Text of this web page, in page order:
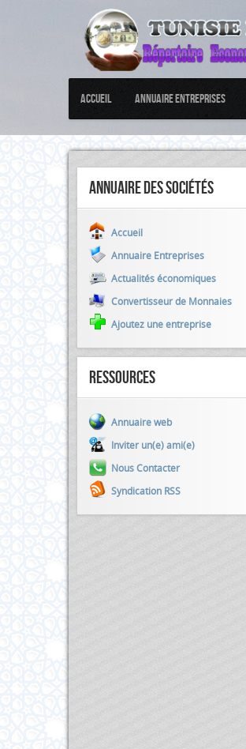
Accueil Annuaire Entreprises
Annuaire des sociétés
Accueil
Annuaire Entreprises
Actualités économiques
Convertisseur de Monnaies
Ajoutez une entreprise
Ressources
Annuaire web
Inviter un(e) ami(e)
Nous Contacter
Syndication RSS